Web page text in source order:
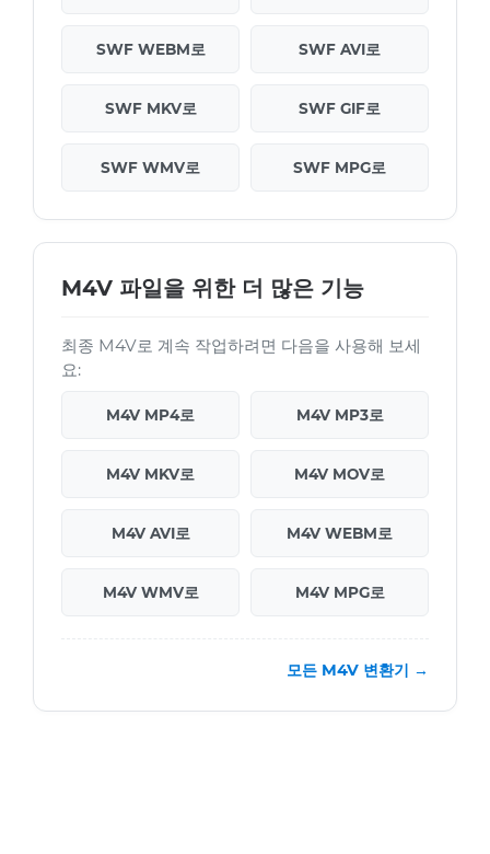
SWF WEBM로 SWF AVI로
SWF MKV로 SWF GIF로
SWF WMV로 SWF MPG로
M4V 파일을 위한 더 많은 기능
최종 M4V로 계속 작업하려면 다음을 사용해 보세
요:
M4V MP4로 M4V MP3로
M4V MKV로 M4V MOV로
M4V AVI로 M4V WEBM로
M4V WMV로 M4V MPG로
모든 M4V 변환기 →